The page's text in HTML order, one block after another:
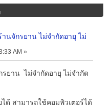
นจักรยาน ไม่จำกัดอายุ ไม่
AM »
ยาน ไม่จำกัดอายุ ไม่จำกัด
ด้ สามารถใช้คอมพิวเตอร์ได้